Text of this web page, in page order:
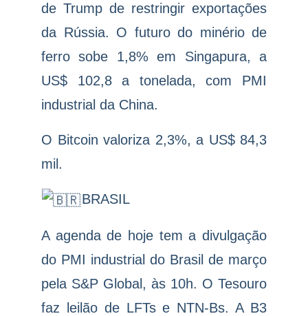
de Trump de restringir exportações
da Rússia. O futuro do minério de
ferro sobe 1,8% em Singapura, a
US$ 102,8 a tonelada, com PMI
industrial da China.
O Bitcoin valoriza 2,3%, a US$ 84,3
mil.
BRASIL
A agenda de hoje tem a divulgação
do PMI industrial do Brasil de março
pela S&P Global, às 10h. O Tesouro
faz leilão de LFTs e NTN-Bs. A B3